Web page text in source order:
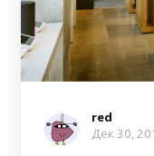
red
Дек 30,